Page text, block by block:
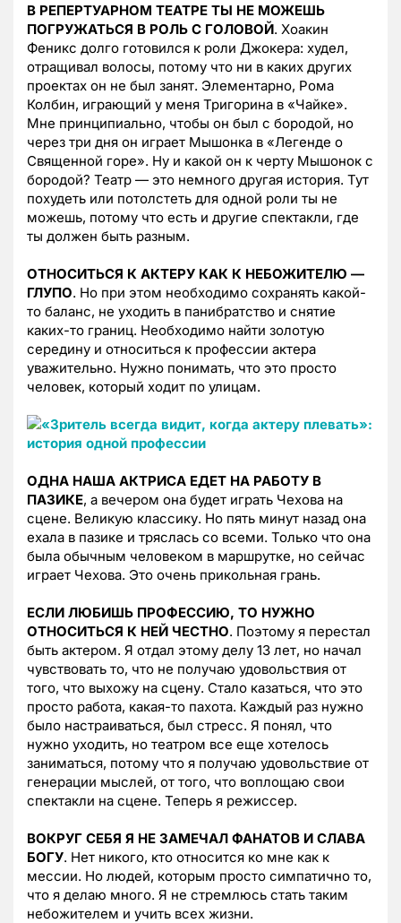
В РЕПЕРТУАРНОМ ТЕАТРЕ ТЫ НЕ МОЖЕШЬ
ПОГРУЖАТЬСЯ В РОЛЬ С ГОЛОВОЙ. Хоакин
Феникс долго готовился к роли Джокера: худел,
отращивал волосы, потому что ни в каких других
проектах он не был занят. Элементарно, Рома
Колбин, играющий у меня Тригорина в «Чайке».
Мне принципиально, чтобы он был с бородой, но
через три дня он играет Мышонка в «Легенде о
Священной горе». Ну и какой он к черту Мышонок с
бородой? Театр — это немного другая история. Тут
похудеть или потолстеть для одной роли ты не
можешь, потому что есть и другие спектакли, где
ты должен быть разным.
ОТНОСИТЬСЯ К АКТЕРУ КАК К НЕБОЖИТЕЛЮ —
ГЛУПО. Но при этом необходимо сохранять какой-
то баланс, не уходить в панибратство и снятие
каких-то границ. Необходимо найти золотую
середину и относиться к профессии актера
уважительно. Нужно понимать, что это просто
человек, который ходит по улицам.
ОДНА НАША АКТРИСА ЕДЕТ НА РАБОТУ В
ПАЗИКЕ, а вечером она будет играть Чехова на
сцене. Великую классику. Но пять минут назад она
ехала в пазике и тряслась со всеми. Только что она
была обычным человеком в маршрутке, но сейчас
играет Чехова. Это очень прикольная грань.
ЕСЛИ ЛЮБИШЬ ПРОФЕССИЮ, ТО НУЖНО
ОТНОСИТЬСЯ К НЕЙ ЧЕСТНО. Поэтому я перестал
быть актером. Я отдал этому делу 13 лет, но начал
чувствовать то, что не получаю удовольствия от
того, что выхожу на сцену. Стало казаться, что это
просто работа, какая-то пахота. Каждый раз нужно
было настраиваться, был стресс. Я понял, что
нужно уходить, но театром все еще хотелось
заниматься, потому что я получаю удовольствие от
генерации мыслей, от того, что воплощаю свои
спектакли на сцене. Теперь я режиссер.
ВОКРУГ СЕБЯ Я НЕ ЗАМЕЧАЛ ФАНАТОВ И СЛАВА
БОГУ. Нет никого, кто относится ко мне как к
мессии. Но людей, которым просто симпатично то,
что я делаю много. Я не стремлюсь стать таким
небожителем и учить всех жизни.